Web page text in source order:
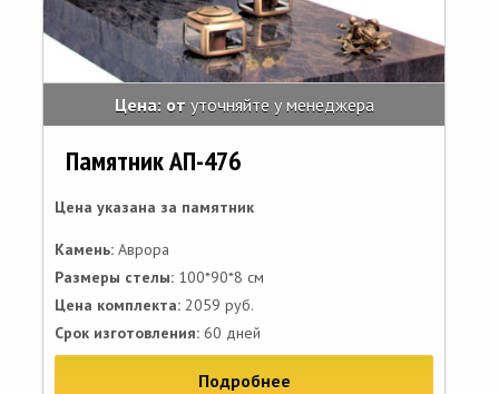
Цена: от уточняйте у менеджера
Памятник АП-476
Цена указана за памятник
Камень: Аврора
Размеры стелы: 100*90*8 см
Цена комплекта: 2059 руб.
Срок изготовления: 60 дней
Подробнее